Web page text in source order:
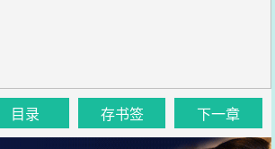
目录 存书签 下一章